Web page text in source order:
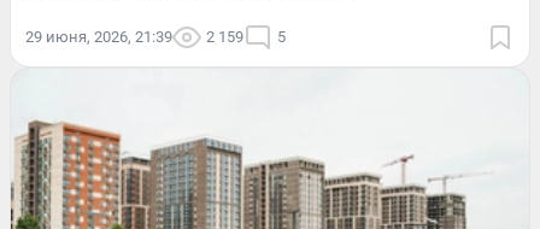
29 июня, 2026, 21:39 2 159 5